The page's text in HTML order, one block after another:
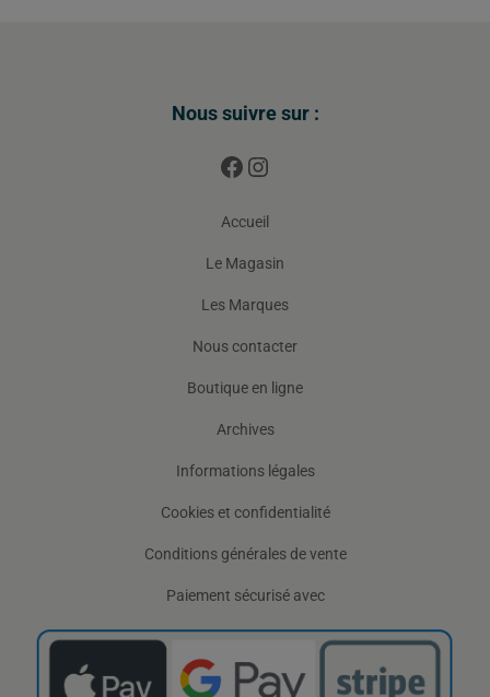
Nous suivre sur :
Accueil
Le Magasin
Les Marques
Nous contacter
Boutique en ligne
Archives
Informations légales
Cookies et confidentialité
Conditions générales de vente
Paiement sécurisé avec